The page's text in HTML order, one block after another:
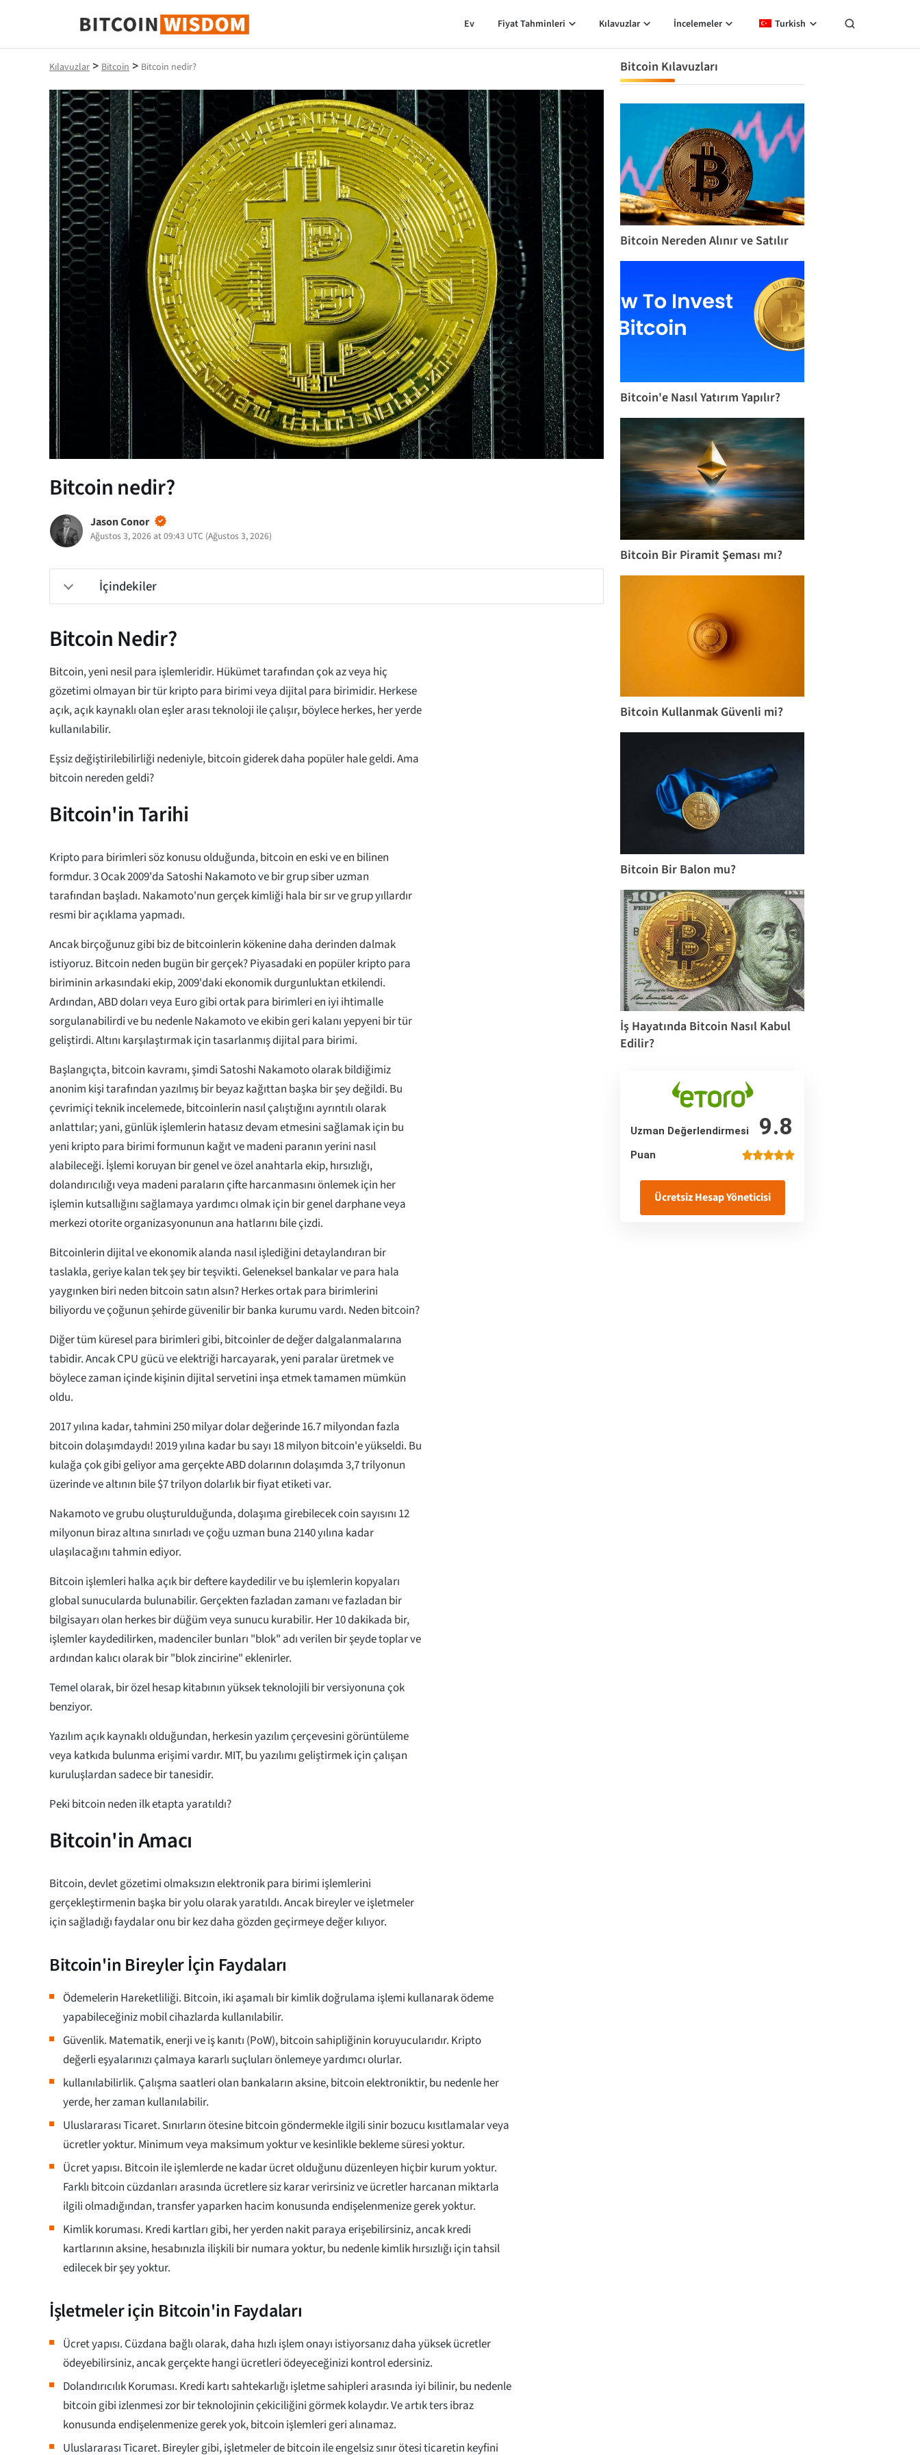
Bitcoin Bilgeliği
Ev Fiyat Tahminleri Kılavuzlar İncelemeler Turkish
Kılavuzlar > Bitcoin > Bitcoin nedir?
Bitcoin nedir?
Jason Conor
Ağustos 3, 2026 at 09:43 UTC (Ağustos 3, 2026)
İçindekiler
Bitcoin Nedir?
Bitcoin, yeni nesil para işlemleridir. Hükümet tarafından çok az veya hiç
gözetimi olmayan bir tür kripto para birimi veya dijital para birimidir. Herkese
açık, açık kaynaklı olan eşler arası teknoloji ile çalışır, böylece herkes, her yerde
kullanılabilir.
Eşsiz değiştirilebilirliği nedeniyle, bitcoin giderek daha popüler hale geldi. Ama
bitcoin nereden geldi?
Bitcoin'in Tarihi
Kripto para birimleri söz konusu olduğunda, bitcoin en eski ve en bilinen
formdur. 3 Ocak 2009'da Satoshi Nakamoto ve bir grup siber uzman
tarafından başladı. Nakamoto'nun gerçek kimliği hala bir sır ve grup yıllardır
resmi bir açıklama yapmadı.
Ancak birçoğunuz gibi biz de bitcoinlerin kökenine daha derinden dalmak
istiyoruz. Bitcoin neden bugün bir gerçek? Piyasadaki en popüler kripto para
biriminin arkasındaki ekip, 2009'daki ekonomik durgunluktan etkilendi.
Ardından, ABD doları veya Euro gibi ortak para birimleri en iyi ihtimalle
sorgulanabilirdi ve bu nedenle Nakamoto ve ekibin geri kalanı yepyeni bir tür
geliştirdi. Altını karşılaştırmak için tasarlanmış dijital para birimi.
Başlangıçta, bitcoin kavramı, şimdi Satoshi Nakamoto olarak bildiğimiz
anonim kişi tarafından yazılmış bir beyaz kağıttan başka bir şey değildi. Bu
çevrimiçi teknik incelemede, bitcoinlerin nasıl çalıştığını ayrıntılı olarak
anlattılar; yani, günlük işlemlerin hatasız devam etmesini sağlamak için bu
yeni kripto para birimi formunun kağıt ve madeni paranın yerini nasıl
alabileceği. İşlemi koruyan bir genel ve özel anahtarla ekip, hırsızlığı,
dolandırıcılığı veya madeni paraların çifte harcanmasını önlemek için her
işlemin kutsallığını sağlamaya yardımcı olmak için bir genel darphane veya
merkezi otorite organizasyonunun ana hatlarını bile çizdi.
Bitcoinlerin dijital ve ekonomik alanda nasıl işlediğini detaylandıran bir
taslakla, geriye kalan tek şey bir teşvikti. Geleneksel bankalar ve para hala
yaygınken biri neden bitcoin satın alsın? Herkes ortak para birimlerini
biliyordu ve çoğunun şehirde güvenilir bir banka kurumu vardı. Neden bitcoin?
Diğer tüm küresel para birimleri gibi, bitcoinler de değer dalgalanmalarına
tabidir. Ancak CPU gücü ve elektriği harcayarak, yeni paralar üretmek ve
böylece zaman içinde kişinin dijital servetini inşa etmek tamamen mümkün
oldu.
2017 yılına kadar, tahmini 250 milyar dolar değerinde 16.7 milyondan fazla
bitcoin dolaşımdaydı! 2019 yılına kadar bu sayı 18 milyon bitcoin'e yükseldi. Bu
kulağa çok gibi geliyor ama gerçekte ABD dolarının dolaşımda 3,7 trilyonun
üzerinde ve altının bile $7 trilyon dolarlık bir fiyat etiketi var.
Nakamoto ve grubu oluşturulduğunda, dolaşıma girebilecek coin sayısını 12
milyonun biraz altına sınırladı ve çoğu uzman buna 2140 yılına kadar
ulaşılacağını tahmin ediyor.
Bitcoin işlemleri halka açık bir deftere kaydedilir ve bu işlemlerin kopyaları
global sunucularda bulunabilir. Gerçekten fazladan zamanı ve fazladan bir
bilgisayarı olan herkes bir düğüm veya sunucu kurabilir. Her 10 dakikada bir,
işlemler kaydedilirken, madenciler bunları "blok" adı verilen bir şeyde toplar ve
ardından kalıcı olarak bir "blok zincirine" eklenirler.
Temel olarak, bir özel hesap kitabının yüksek teknolojili bir versiyonuna çok
benziyor.
Yazılım açık kaynaklı olduğundan, herkesin yazılım çerçevesini görüntüleme
veya katkıda bulunma erişimi vardır. MIT, bu yazılımı geliştirmek için çalışan
kuruluşlardan sadece bir tanesidir.
Peki bitcoin neden ilk etapta yaratıldı?
Bitcoin'in Amacı
Bitcoin, devlet gözetimi olmaksızın elektronik para birimi işlemlerini
gerçekleştirmenin başka bir yolu olarak yaratıldı. Ancak bireyler ve işletmeler
için sağladığı faydalar onu bir kez daha gözden geçirmeye değer kılıyor.
Bitcoin'in Bireyler İçin Faydaları
Ödemelerin Hareketliliği. Bitcoin, iki aşamalı bir kimlik doğrulama işlemi kullanarak ödeme
yapabileceğiniz mobil cihazlarda kullanılabilir.
Güvenlik. Matematik, enerji ve iş kanıtı (PoW), bitcoin sahipliğinin koruyucularıdır. Kripto
değerli eşyalarınızı çalmaya kararlı suçluları önlemeye yardımcı olurlar.
kullanılabilirlik. Çalışma saatleri olan bankaların aksine, bitcoin elektroniktir, bu nedenle her
yerde, her zaman kullanılabilir.
Uluslararası Ticaret. Sınırların ötesine bitcoin göndermekle ilgili sinir bozucu kısıtlamalar veya
ücretler yoktur. Minimum veya maksimum yoktur ve kesinlikle bekleme süresi yoktur.
Ücret yapısı. Bitcoin ile işlemlerde ne kadar ücret olduğunu düzenleyen hiçbir kurum yoktur.
Farklı bitcoin cüzdanları arasında ücretlere siz karar verirsiniz ve ücretler harcanan miktarla
ilgili olmadığından, transfer yaparken hacim konusunda endişelenmenize gerek yoktur.
Kimlik koruması. Kredi kartları gibi, her yerden nakit paraya erişebilirsiniz, ancak kredi
kartlarının aksine, hesabınızla ilişkili bir numara yoktur, bu nedenle kimlik hırsızlığı için tahsil
edilecek bir şey yoktur.
İşletmeler için Bitcoin'in Faydaları
Ücret yapısı. Cüzdana bağlı olarak, daha hızlı işlem onayı istiyorsanız daha yüksek ücretler
ödeyebilirsiniz, ancak gerçekte hangi ücretleri ödeyeceğinizi kontrol edersiniz.
Dolandırıcılık Koruması. Kredi kartı sahtekarlığı işletme sahipleri arasında iyi bilinir, bu nedenle
bitcoin gibi izlenmesi zor bir teknolojinin çekiciliğini görmek kolaydır. Ve artık ters ibraz
konusunda endişelenmenize gerek yok, bitcoin işlemleri geri alınamaz.
Uluslararası Ticaret. Bireyler gibi, işletmeler de bitcoin ile engelsiz sınır ötesi ticaretin keyfini
Bitcoin Kılavuzları
Bitcoin Nereden Alınır ve Satılır
Bitcoin'e Nasıl Yatırım Yapılır?
Bitcoin Bir Piramit Şeması mı?
Bitcoin Kullanmak Güvenli mi?
Bitcoin Bir Balon mu?
İş Hayatında Bitcoin Nasıl Kabul
Edilir?
Uzman Değerlendirmesi 9.8
Puan
Ücretsiz Hesap Yöneticisi